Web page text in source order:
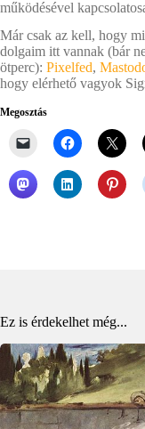
működésével
Már csak az kell, hogy
dolgaim itt vannak (bár
ötperc): Pixelfed,
hogy elérhető vagyok
Megosztás
Ez is érdekelhet még...